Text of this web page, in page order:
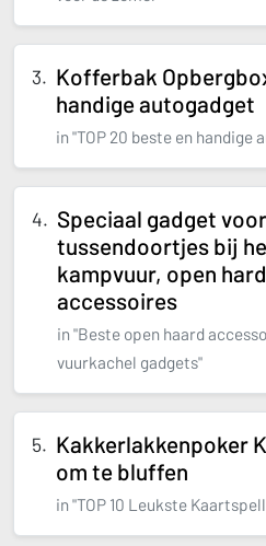
Kofferbak
handige autogadget
in "TOP 20 beste en handige
Speciaal gadget voor
tussendoortjes bij
kampvuur, open hard
accessoires
in "Beste open haard
vuurkachel gadgets"
Kakkerlakkenpoker
om te bluffen
in "TOP 10 Leukste